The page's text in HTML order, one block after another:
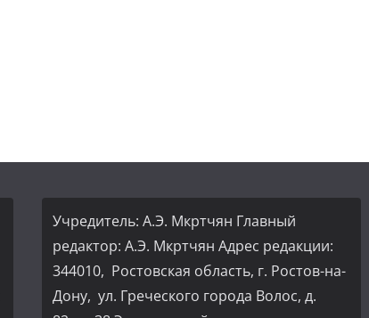
Учредитель: А.Э. Мкртчян Главный
редактор: А.Э. Мкртчян Адрес редакции:
344010, Ростовская область, г. Ростов-на-
Дону, ул. Греческого города Волос, д.